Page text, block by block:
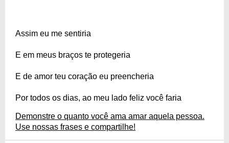
Assim eu me sentiria
E em meus braços te protegeria
E de amor teu coração eu preencheria
Por todos os dias, ao meu lado feliz você faria
Demonstre o quanto você ama amar aquela pessoa.
Use nossas frases e compartilhe!